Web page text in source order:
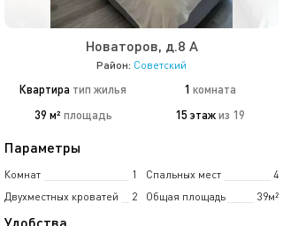
Новаторов, д.8 А
Район: Советский
Квартира тип жилья 1 комната
39 м² площадь 15 этажиз 19
Параметры
Комнат 1 Спальных мест
4
Двухместных кроватей
2 Общая площадь 39м²
Удобства